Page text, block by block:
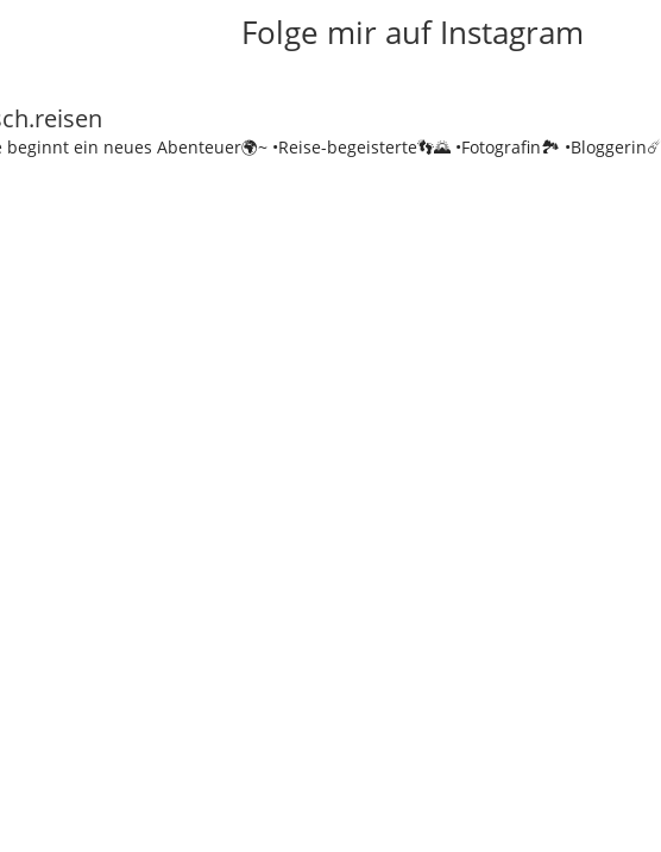
Folge mir auf Instagram
beginnt ein neues Abenteuer🌍~ •Reise-begeisterte👣🌄 •Fotografin🏞️ •Bloggerin☄️